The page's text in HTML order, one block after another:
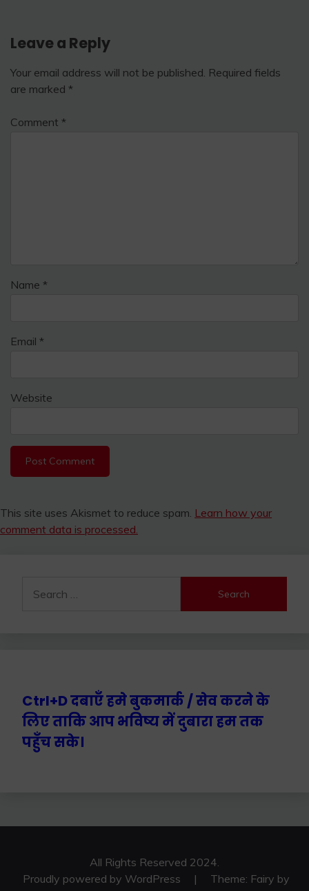
Leave a Reply
Your email address will not be published. Required fields
are marked *
Comment *
Name *
Email *
Website
This site uses Akismet to reduce spam. Learn how your
comment data is processed.
for:
Ctrl+D दबाएँ हमे बुकमार्क / सेव करने के
लिए ताकि आप भविष्य में दुबारा हम तक
पहुँच सके।
All Rights Reserved 2024.
Proudly powered by WordPress
|
Theme: Fairy by